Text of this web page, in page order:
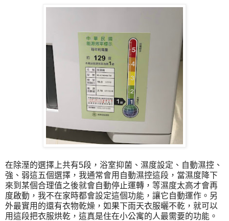
在除溼的選擇上共有5段，浴室抑菌、濕度設定、自動濕控、
強、弱這五個選擇，我通常會用自動濕控這段，當濕度降下
來到某個合理值之後就會自動停止運轉，等濕度太高才會再
度啟動，我不在家時都會設定這個功能，讓它自動運作。另
外最實用的還有衣物乾燥，如果下雨天衣服曬不乾，就可以
用這段把衣服烘乾，這真是住在小公寓的人最需要的功能。